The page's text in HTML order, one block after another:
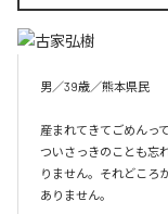
男／39歳／熊本県民
産まれてきてごめんって
ついさっきのことも忘
りません。それどころ
ありません。